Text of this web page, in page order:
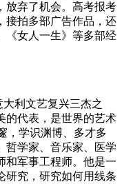
放弃了机会。高考报考
接拍多部广告作品，还
《女人一生》等多部经
大利文艺复兴三杰之
的代表，是世界的艺术
，学识渊博、多才多
哲学家、音乐家、医学
和军事工程师。他是一
研究，研究如何用线条